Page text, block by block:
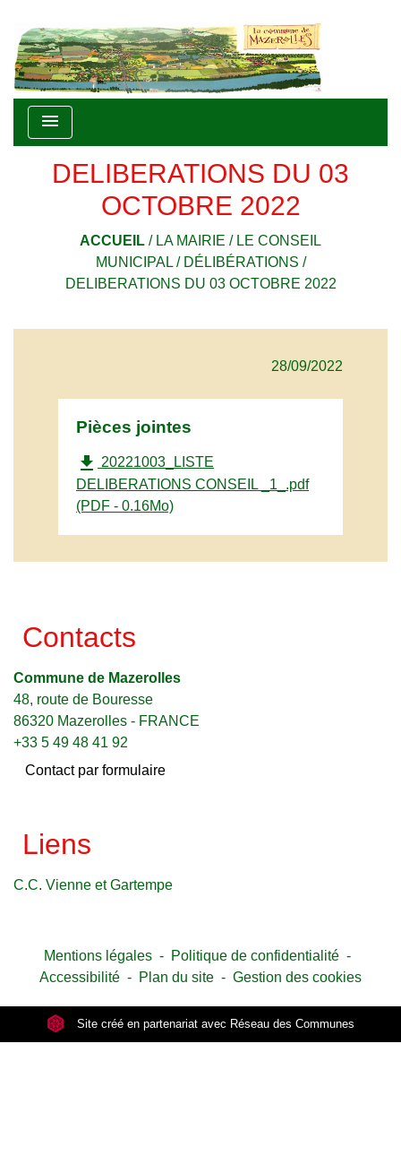
menu
DELIBERATIONS DU 03
OCTOBRE 2022
ACCUEIL / LA MAIRIE / LE CONSEIL
MUNICIPAL/ DÉLIBÉRATIONS /
DELIBERATIONS DU 03 OCTOBRE 2022
28/09/2022
Pièces jointes
file_download 20221003_LISTE
DELIBERATIONS CONSEIL _1_.pdf
(PDF - 0.16Mo)
Contacts
Commune de Mazerolles
48, route de Bouresse
86320 Mazerolles - FRANCE
+33 5 49 48 41 92
Contact par formulaire
Liens
C.C. Vienne et Gartempe
Mentions légales - Politique de confidentialité -
Accessibilité - Plan du site - Gestion des cookies
Site créé en partenariat avec Réseau des Communes